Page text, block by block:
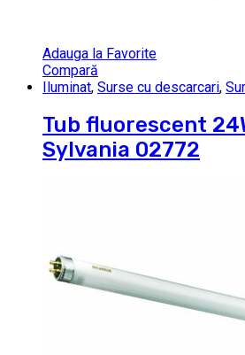
Adauga la Favorite
Compară
Iluminat, Surse cu descarcari,
Tub fluorescent
Sylvania 02772